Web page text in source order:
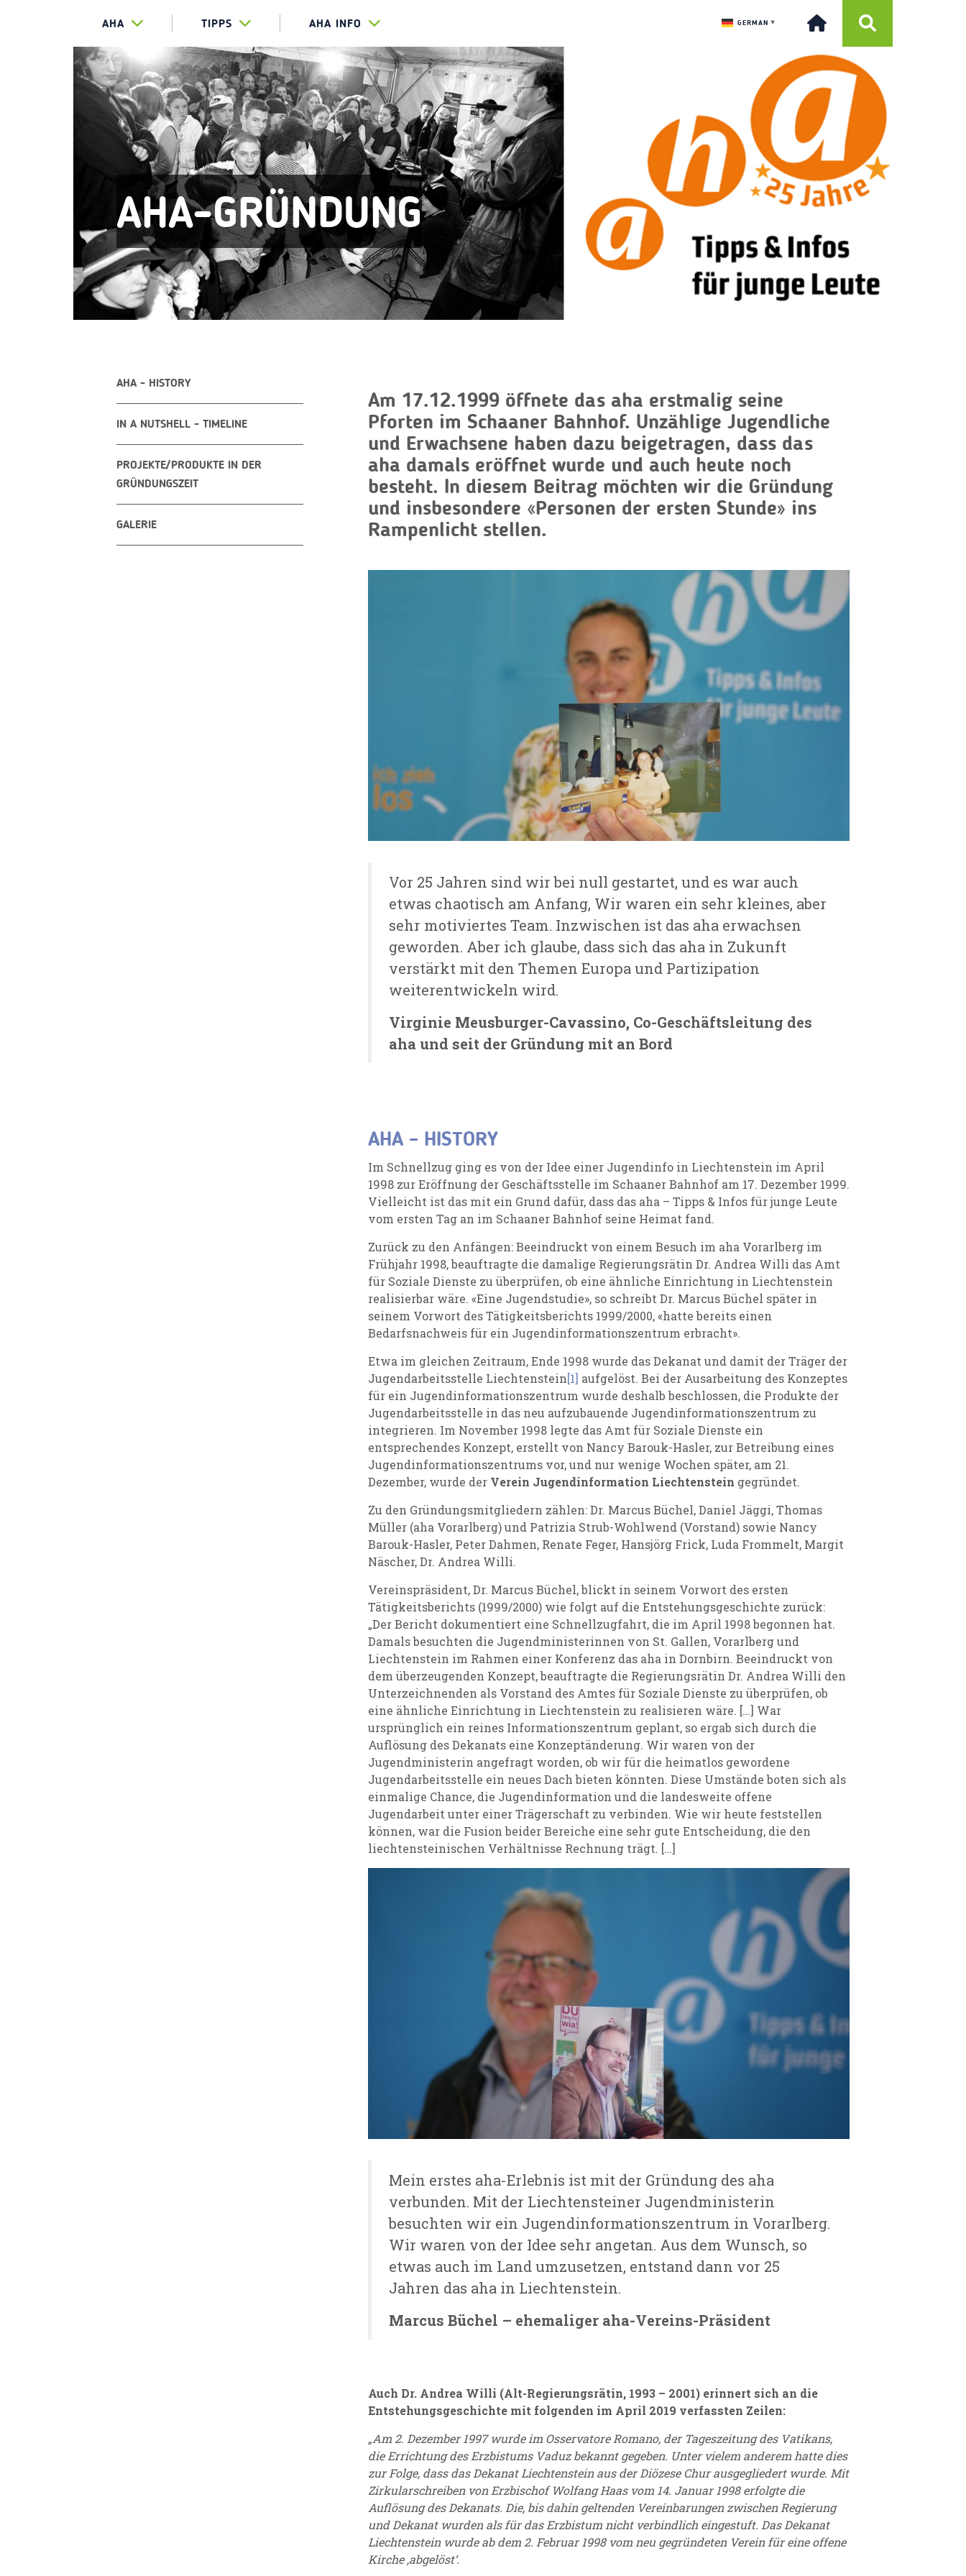
AHA TIPPS AHA INFO GERMAN ▼
AHA-GRÜNDUNG
AHA - HISTORY
IN A NUTSHELL - TIMELINE
PROJEKTE/PRODUKTE IN DER
GRÜNDUNGSZEIT
GALERIE
Am 17.12.1999 öffnete das aha erstmalig seine
Pforten im Schaaner Bahnhof. Unzählige Jugendliche
und Erwachsene haben dazu beigetragen, dass das
aha damals eröffnet wurde und auch heute noch
besteht. In diesem Beitrag möchten wir die Gründung
und insbesondere «Personen der ersten Stunde» ins
Rampenlicht stellen.
Vor 25 Jahren sind wir bei null gestartet, und es war auch
etwas chaotisch am Anfang, Wir waren ein sehr kleines, aber
sehr motiviertes Team. Inzwischen ist das aha erwachsen
geworden. Aber ich glaube, dass sich das aha in Zukunft
verstärkt mit den Themen Europa und Partizipation
weiterentwickeln wird.
Virginie Meusburger-Cavassino, Co-Geschäftsleitung des
aha und seit der Gründung mit an Bord
AHA – HISTORY
Im Schnellzug ging es von der Idee einer Jugendinfo in Liechtenstein im April
1998 zur Eröffnung der Geschäftsstelle im Schaaner Bahnhof am 17. Dezember 1999.
Vielleicht ist das mit ein Grund dafür, dass das aha – Tipps & Infos für junge Leute
vom ersten Tag an im Schaaner Bahnhof seine Heimat fand.
Zurück zu den Anfängen: Beeindruckt von einem Besuch im aha Vorarlberg im
Frühjahr 1998, beauftragte die damalige Regierungsrätin Dr. Andrea Willi das Amt
für Soziale Dienste zu überprüfen, ob eine ähnliche Einrichtung in Liechtenstein
realisierbar wäre. «Eine Jugendstudie», so schreibt Dr. Marcus Büchel später in
seinem Vorwort des Tätigkeitsberichts 1999/2000, «hatte bereits einen
Bedarfsnachweis für ein Jugendinformationszentrum erbracht».
Etwa im gleichen Zeitraum, Ende 1998 wurde das Dekanat und damit der Träger der
Jugendarbeitsstelle Liechtenstein[1] aufgelöst. Bei der Ausarbeitung des Konzeptes
für ein Jugendinformationszentrum wurde deshalb beschlossen, die Produkte der
Jugendarbeitsstelle in das neu aufzubauende Jugendinformationszentrum zu
integrieren. Im November 1998 legte das Amt für Soziale Dienste ein
entsprechendes Konzept, erstellt von Nancy Barouk-Hasler, zur Betreibung eines
Jugendinformationszentrums vor, und nur wenige Wochen später, am 21.
Dezember, wurde der Verein Jugendinformation Liechtenstein gegründet.
Zu den Gründungsmitgliedern zählen: Dr. Marcus Büchel, Daniel Jäggi, Thomas
Müller (aha Vorarlberg) und Patrizia Strub-Wohlwend (Vorstand) sowie Nancy
Barouk-Hasler, Peter Dahmen, Renate Feger, Hansjörg Frick, Luda Frommelt, Margit
Näscher, Dr. Andrea Willi.
Vereinspräsident, Dr. Marcus Büchel, blickt in seinem Vorwort des ersten
Tätigkeitsberichts (1999/2000) wie folgt auf die Entstehungsgeschichte zurück:
„Der Bericht dokumentiert eine Schnellzugfahrt, die im April 1998 begonnen hat.
Damals besuchten die Jugendministerinnen von St. Gallen, Vorarlberg und
Liechtenstein im Rahmen einer Konferenz das aha in Dornbirn. Beeindruckt von
dem überzeugenden Konzept, beauftragte die Regierungsrätin Dr. Andrea Willi den
Unterzeichnenden als Vorstand des Amtes für Soziale Dienste zu überprüfen, ob
eine ähnliche Einrichtung in Liechtenstein zu realisieren wäre. […] War
ursprünglich ein reines Informationszentrum geplant, so ergab sich durch die
Auflösung des Dekanats eine Konzeptänderung. Wir waren von der
Jugendministerin angefragt worden, ob wir für die heimatlos gewordene
Jugendarbeitsstelle ein neues Dach bieten könnten. Diese Umstände boten sich als
einmalige Chance, die Jugendinformation und die landesweite offene
Jugendarbeit unter einer Trägerschaft zu verbinden. Wie wir heute feststellen
können, war die Fusion beider Bereiche eine sehr gute Entscheidung, die den
liechtensteinischen Verhältnisse Rechnung trägt. […]
Mein erstes aha-Erlebnis ist mit der Gründung des aha
verbunden. Mit der Liechtensteiner Jugendministerin
besuchten wir ein Jugendinformationszentrum in Vorarlberg.
Wir waren von der Idee sehr angetan. Aus dem Wunsch, so
etwas auch im Land umzusetzen, entstand dann vor 25
Jahren das aha in Liechtenstein.
Marcus Büchel – ehemaliger aha-Vereins-Präsident
Auch Dr. Andrea Willi (Alt-Regierungsrätin, 1993 – 2001) erinnert sich an die
Entstehungsgeschichte mit folgenden im April 2019 verfassten Zeilen:
„Am 2. Dezember 1997 wurde im Osservatore Romano, der Tageszeitung des Vatikans,
die Errichtung des Erzbistums Vaduz bekannt gegeben. Unter vielem anderem hatte dies
zur Folge, dass das Dekanat Liechtenstein aus der Diözese Chur ausgegliedert wurde. Mit
Zirkularschreiben von Erzbischof Wolfang Haas vom 14. Januar 1998 erfolgte die
Auflösung des Dekanats. Die, bis dahin geltenden Vereinbarungen zwischen Regierung
und Dekanat wurden als für das Erzbistum nicht verbindlich eingestuft. Das Dekanat
Liechtenstein wurde ab dem 2. Februar 1998 vom neu gegründeten Verein für eine offene
Kirche ‚abgelöst‘.